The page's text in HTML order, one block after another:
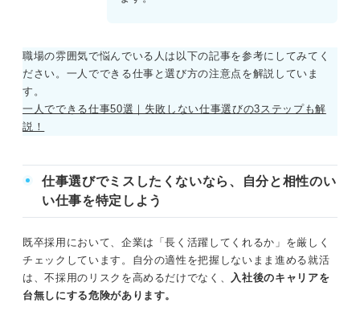
職場の雰囲気で悩んでいる人は以下の記事を参考にしてみてく
ださい。一人でできる仕事と選び方の注意点を解説していま
す。
一人でできる仕事50選｜失敗しない仕事選びの3ステップも解
説！
仕事選びでミスしたくないなら、自分と相性のい
い仕事を特定しよう
既卒採用において、企業は「長く活躍してくれるか」を厳しく
チェックしています。自分の適性を把握しないまま進める就活
は、不採用のリスクを高めるだけでなく、
入社後のキャリアを
台無しにする危険があります。